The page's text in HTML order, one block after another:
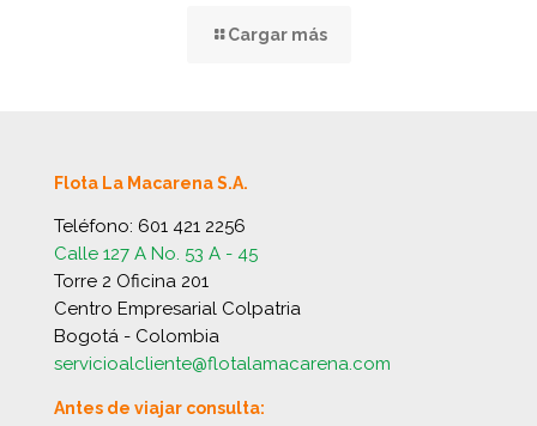
Cargar más
Flota La Macarena S.A.
Teléfono: 601 421 2256
Calle 127 A No. 53 A - 45
Torre 2 Oficina 201
Centro Empresarial Colpatria
Bogotá - Colombia
servicioalcliente@flotalamacarena.com
Antes de viajar consulta: